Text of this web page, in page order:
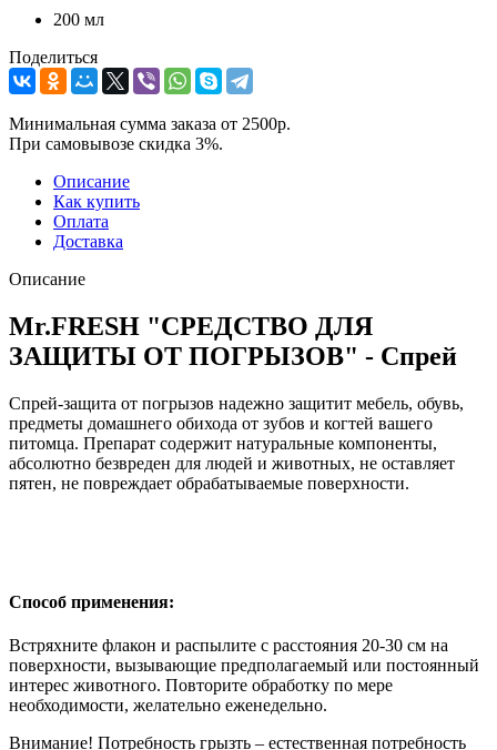
200 мл
Поделиться
Минимальная сумма заказа от 2500р.
При самовывозе скидка 3%.
Описание
Как купить
Оплата
Доставка
Описание
Mr.FRESH "СРЕДСТВО ДЛЯ
ЗАЩИТЫ ОТ ПОГРЫЗОВ" - Спрей
Спрей-защита от погрызов надежно защитит мебель, обувь,
предметы домашнего обихода от зубов и когтей вашего
питомца. Препарат содержит натуральные компоненты,
абсолютно безвреден для людей и животных, не оставляет
пятен, не повреждает обрабатываемые поверхности.
Способ применения:
Встряхните флакон и распылите с расстояния 20-30 см на
поверхности, вызывающие предполагаемый или постоянный
интерес животного. Повторите обработку по мере
необходимости, желательно еженедельно.
Внимание! Потребность грызть – естественная потребность